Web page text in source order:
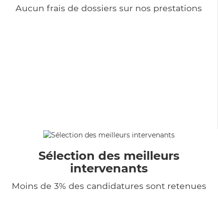
Aucun frais de dossiers sur nos prestations
Sélection des meilleurs
intervenants
Moins de 3% des candidatures sont retenues